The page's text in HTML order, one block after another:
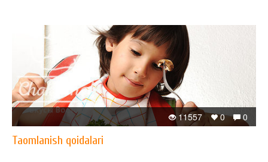
0
0
11557
Taomlanish qoidalari